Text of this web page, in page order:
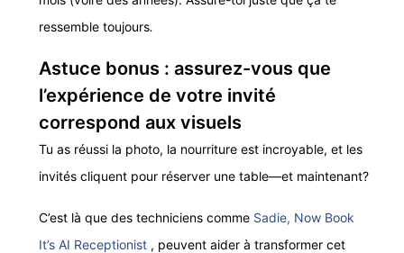
ressemble toujours.
Astuce bonus : assurez-vous que
l’expérience de votre invité
correspond aux visuels
Tu as réussi la photo, la nourriture est incroyable, et les
invités cliquent pour réserver une table—et maintenant?
C’est là que des techniciens comme Sadie, Now Book
It’s AI Receptionist , peuvent aider à transformer cet